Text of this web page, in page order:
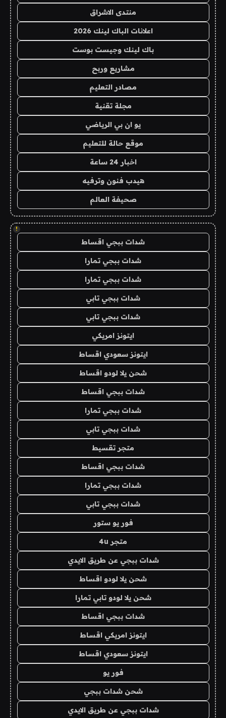
منتدى الاشراق
اعلانات الباك لينك 2026
باك لينك وجيست بوست
مشاريع وربح
مصادر التعليم
مجلة تقنية
يو ان بي الرياضي
موقع حالة للتعليم
اخبار 24 ساعة
هيدب فنون وترفيه
صحيفة العالم
!
شدات ببجي اقساط
شدات ببجي تمارا
شدات ببجي تمارا
شدات ببجي تابي
شدات ببجي تابي
ايتونز امريكي
ايتونز سعودي اقساط
شحن يلا لودو اقساط
شدات ببجي اقساط
شدات ببجي تمارا
شدات ببجي تابي
متجر تقسيط
شدات ببجي اقساط
شدات ببجي تمارا
شدات ببجي تابي
فور يو ستور
متجر 4u
شدات ببجي عن طريق الايدي
شحن يلا لودو اقساط
شحن يلا لودو تابي تمارا
شدات ببجي اقساط
ايتونز امريكي اقساط
ايتونز سعودي اقساط
فور يو
شحن شدات ببجي
شدات ببجي عن طريق الايدي